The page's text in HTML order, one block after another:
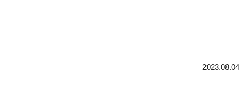
2023.08.04